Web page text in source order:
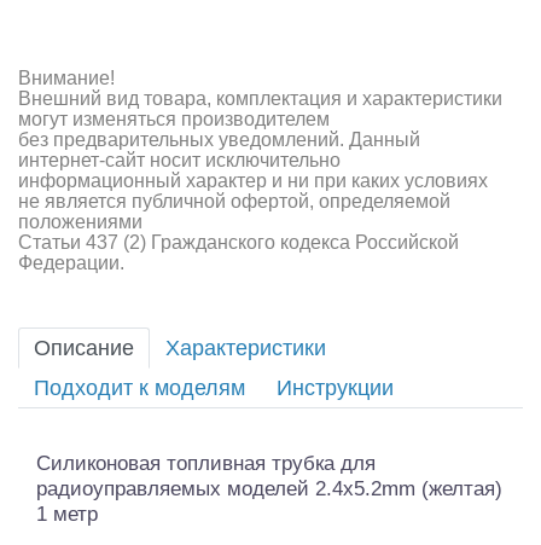
Внимание!
Внешний вид товара, комплектация и характеристики
могут изменяться производителем
без предварительных уведомлений. Данный
интернет-сайт носит исключительно
информационный характер и ни при каких условиях
не является публичной офертой, определяемой
положениями
Статьи 437 (2) Гражданского кодекса Российской
Федерации.
Описание
Характеристики
Подходит к моделям
Инструкции
Силиконовая топливная трубка для
радиоуправляемых моделей 2.4x5.2mm (желтая)
1 метр